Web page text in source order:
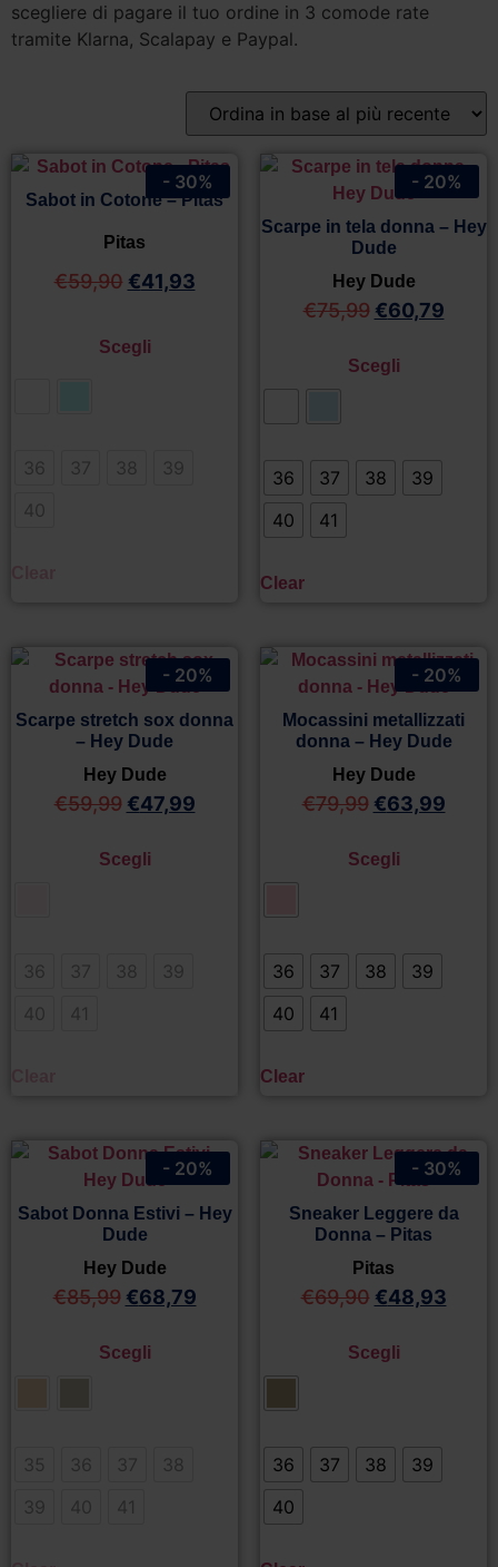
scegliere di pagare il tuo ordine in 3 comode rate
tramite Klarna, Scalapay e Paypal.
Sabot in Cotone – Pitas
Pitas
€59,90 €41,93
Scegli
36 37 38
39
40
- 30%
Scarpe in tela donna – Hey
Dude
Hey Dude
€75,99 €60,79
Scegli
36 37 38
39
40
41
Clear
- 20%
Scarpe stretch sox donna
– Hey Dude
Hey Dude
€59,99 €47,99
Scegli
36 37 38
39
40
41
- 20%
Mocassini metallizzati
donna – Hey Dude
Hey Dude
€79,99 €63,99
Scegli
36 37 38
39
40
41
Clear
- 20%
Sabot Donna Estivi – Hey
Dude
Hey Dude
€85,99 €68,79
Scegli
35 36 37
38
39
40 41
- 20%
Sneaker Leggere da
Donna – Pitas
Pitas
€69,90 €48,93
Scegli
36 37 38
39
40
- 30%